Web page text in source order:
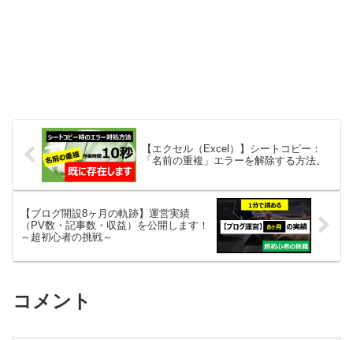
【エクセル（Excel）】シートコピー：
「名前の重複」エラーを解除する方法。
【ブログ開設8ヶ月の軌跡】運営実績
（PV数・記事数・収益）を公開します！
～超初心者の挑戦～
コメント